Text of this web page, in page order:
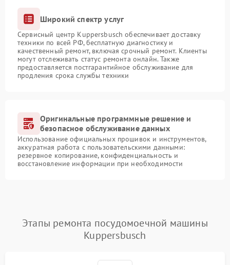
Широкий спектр услуг
Сервисный центр Kuppersbusch обеспечивает доставку
техники по всей РФ, бесплатную диагностику и
качественный ремонт, включая срочный ремонт. Клиенты
могут отслеживать статус ремонта онлайн. Также
предоставляется постгарантийное обслуживание для
продления срока службы техники
Оригинальные программные решение и
безопасное обслуживание данных
Использование официальных прошивок и инструментов,
аккуратная работа с пользовательскими данными:
резервное копирование, конфиденциальность и
восстановление информации при необходимости
Этапы ремонта посудомоечной машины
Kuppersbusch